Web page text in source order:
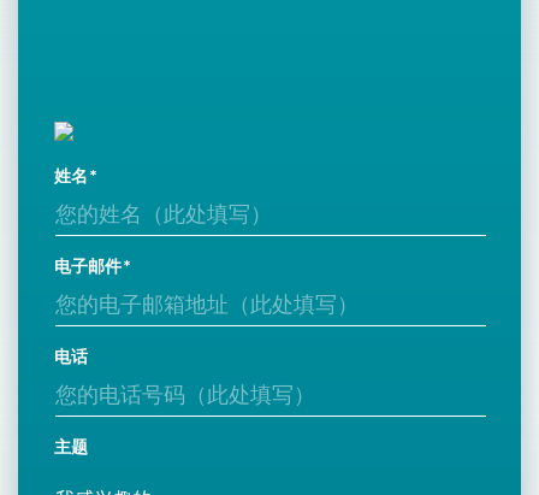
姓名
电子邮件
电话
主题